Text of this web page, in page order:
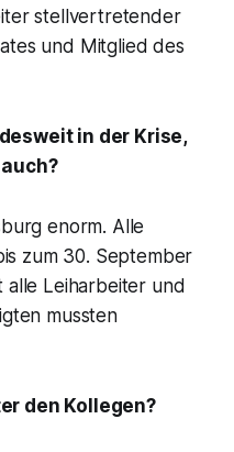
stellvertretender
und Mitglied des
in der Krise,
enorm. Alle
zum 30. September
Leiharbeiter und
mussten
den Kollegen?